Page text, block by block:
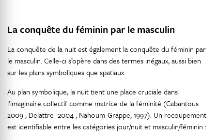
La conquête du féminin par le masculin
La conquête de la nuit est également la conquête du féminin par
le masculin. Celle-ci s’opère dans des termes inégaux, aussi bien
sur les plans symboliques que spatiaux.
Au plan symbolique, la nuit tient une place cruciale dans
l’imaginaire collectif comme matrice de la féminité (Cabantous
2009 ; Delattre 2004 ; Nahoum-Grappe, 1997). Un recoupement
est identifiable entre les catégories jour/nuit et masculin/féminin :